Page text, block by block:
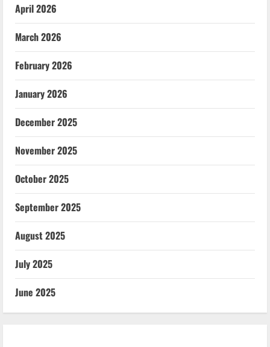
April 2026
March 2026
February 2026
January 2026
December 2025
November 2025
October 2025
September 2025
August 2025
July 2025
June 2025